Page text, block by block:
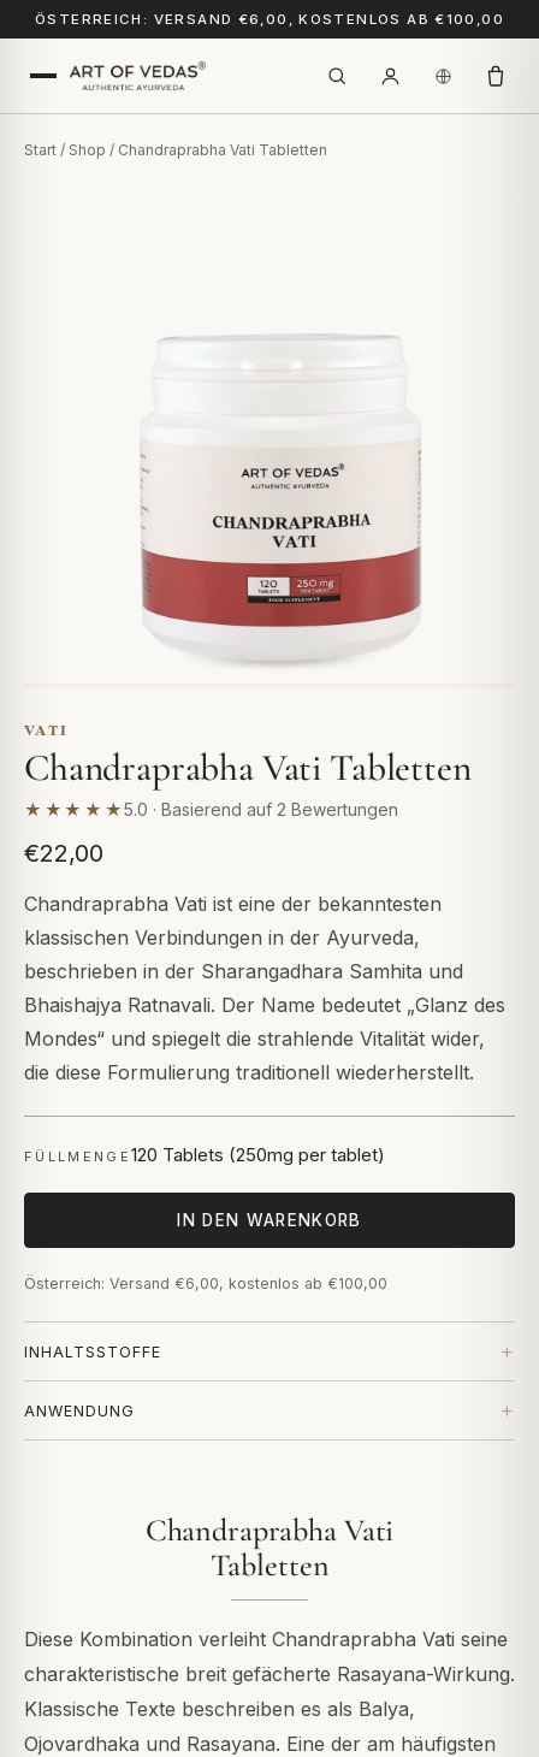
ÖSTERREICH: VERSAND €6,00, KOSTENLOS AB €100,00
Start / Shop / Chandraprabha Vati Tabletten
VATI
Chandraprabha Vati Tabletten
★★★★★5.0 · Basierend auf 2 Bewertungen
€22,00
Chandraprabha Vati ist eine der bekanntesten
klassischen Verbindungen in der Ayurveda,
beschrieben in der Sharangadhara Samhita und
Bhaishajya Ratnavali. Der Name bedeutet „Glanz des
Mondes“ und spiegelt die strahlende Vitalität wider,
die diese Formulierung traditionell wiederherstellt.
FÜLLMENGE 120 Tablets (250mg per tablet)
IN DEN WARENKORB
Österreich: Versand €6,00, kostenlos ab €100,00
INHALTSSTOFFE
ANWENDUNG
Chandraprabha Vati
Tabletten
Diese Kombination verleiht Chandraprabha Vati seine
charakteristische breit gefächerte Rasayana-Wirkung.
Klassische Texte beschreiben es als Balya,
Ojovardhaka und Rasayana. Eine der am häufigsten